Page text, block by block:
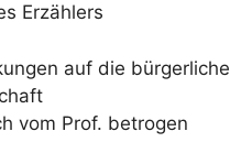
Erzählers
auf die bürgerliche
vom Prof. betrogen